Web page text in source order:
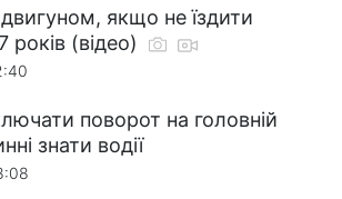
якщо не їздити
років (відео)
поворот на головній
знати водії